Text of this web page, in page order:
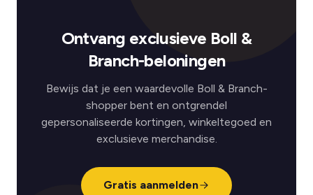
Ontvang exclusieve Boll &
Branch-beloningen
Bewijs dat je een waardevolle Boll & Branch-
shopper bent en ontgrendel
gepersonaliseerde kortingen, winkeltegoed en
exclusieve merchandise.
Gratis aanmelden